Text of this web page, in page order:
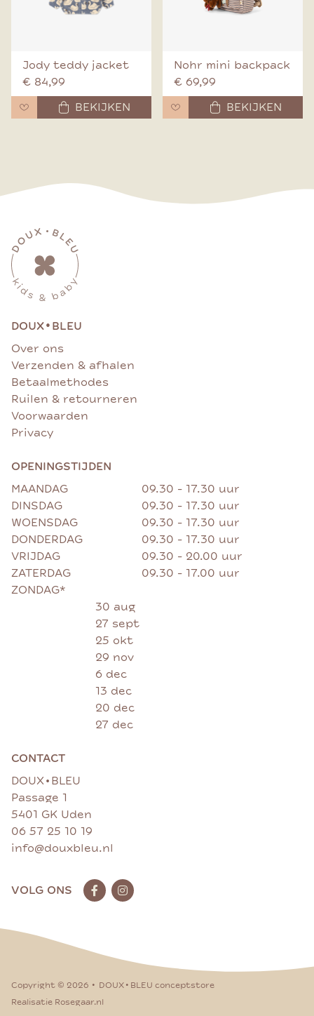
Jody teddy jacket
€ 84,99
BEKIJKEN
Nohr mini backpack
€ 69,99
BEKIJKEN
DOUX• BLEU
Over ons
Verzenden & afhalen
Betaalmethodes
Ruilen & retourneren
Voorwaarden
Privacy
OPENINGSTIJDEN
MAANDAG
09.30 - 17.30 uur
DINSDAG
09.30 - 17.30 uur
WOENSDAG
09.30 - 17.30 uur
DONDERDAG
09.30 - 17.30 uur
VRIJDAG
09.30 - 20.00 uur
ZATERDAG
09.30 - 17.00 uur
ZONDAG*
30 aug
27 sept
25 okt
29 nov
6 dec
13 dec
20 dec
27 dec
CONTACT
DOUX • BLEU
Passage 1
5401 GK Uden
06 57 25 10 19
info@douxbleu.nl
VOLG ONS
Copyright © 2026 • DOUX • BLEU conceptstore
Realisatie Rosegaar.nl